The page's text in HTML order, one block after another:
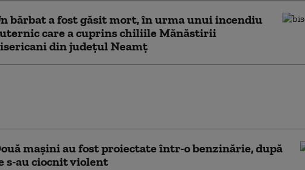
bărbat a fost găsit mort, în urma unui incendiu
care a cuprins chiliile Mănăstirii
din județul Neamț
mașini au fost proiectate într-o benzinărie, după
s-au ciocnit violent